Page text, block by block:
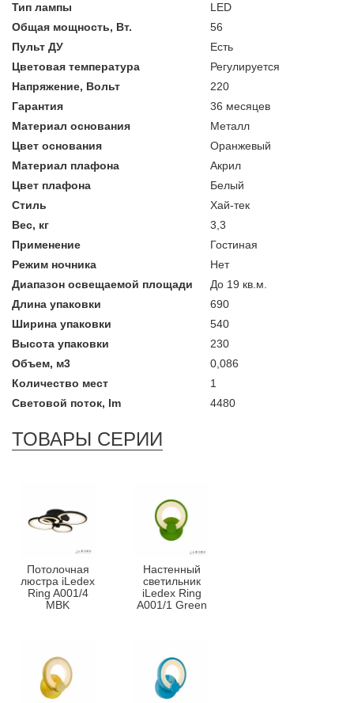
Тип лампы
LED
Общая мощность, Вт.
56
Пульт ДУ
Есть
Цветовая температура
Регулируется
Напряжение, Вольт
220
Гарантия
36 месяцев
Материал основания
Металл
Цвет основания
Оранжевый
Материал плафона
Акрил
Цвет плафона
Белый
Стиль
Хай-тек
Вес, кг
3,3
Применение
Гостиная
Режим ночника
Нет
Диапазон освещаемой площади
До 19 кв.м.
Длина упаковки
690
Ширина упаковки
540
Высота упаковки
230
Объем, м3
0,086
Количество мест
1
Световой поток, lm
4480
ТОВАРЫ СЕРИИ
Потолочная
люстра iLedex
Ring A001/4
MBK
Настенный
светильник
iLedex Ring
A001/1 Green